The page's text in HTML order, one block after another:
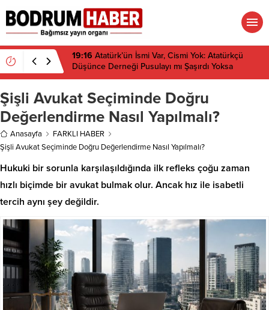
19:16 Atatürk’ün İsmi Var, Cismi Yok: Atatürkçü
Düşünce Derneği Pusulayı mı Şaşırdı Yoksa
Navigasyon mu Bozuldu?
Şişli Avukat Seçiminde Doğru
Değerlendirme Nasıl Yapılmalı?
Anasayfa
FARKLI HABER
Şişli Avukat Seçiminde Doğru Değerlendirme Nasıl Yapılmalı?
Hukuki bir sorunla karşılaşıldığında ilk refleks çoğu zaman
hızlı biçimde bir avukat bulmak olur. Ancak hız ile isabetli
tercih aynı şey değildir.